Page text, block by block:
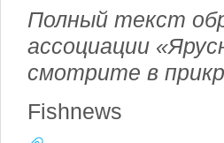
Полный текст
ассоциации
смотрите в
Fishnews